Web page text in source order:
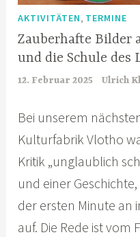
AKTIVITÄTEN TERMINE
Zauberhafte Bilder
und die Schule des
12. Februar 2025 Ulrich
Bei unserem
Kulturfabrik Vlotho
Kritik „unglaublich
und einer
der ersten Minute an
auf. Die Rede ist vom